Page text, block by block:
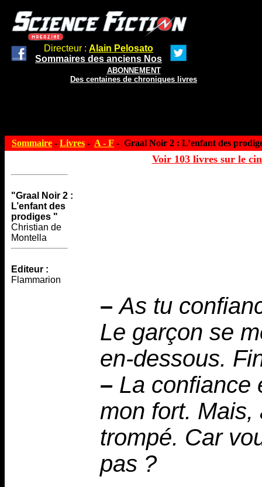
Directeur : Alain Pelosato
Sommaires des anciens Nos
ABONNEMENT
Des centaines de chroniques livres
Sommaire - Livres - A - F - Graal Noir 2 : L’enfant des
Voir 103 livres sur le
"Graal Noir 2 :
L’enfant des
prodiges "
Christian de
Montella
Editeur :
Flammarion
– As tu
Le garçon se
en-dessous.
– La confiance
mon fort. Mais,
trompé. Car
pas ?